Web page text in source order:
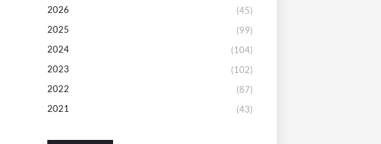
2026
(45)
2025
(99)
2024
(104)
2023
(102)
2022
(87)
2021
(43)